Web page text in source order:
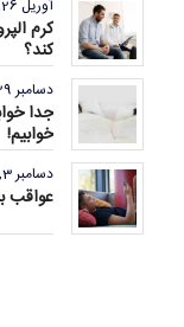
آوریل 26, 2022
کرم
کند؟
دسامبر 29, 2021
جدا
خوابیم!
دسامبر 3, 2021
عواقب